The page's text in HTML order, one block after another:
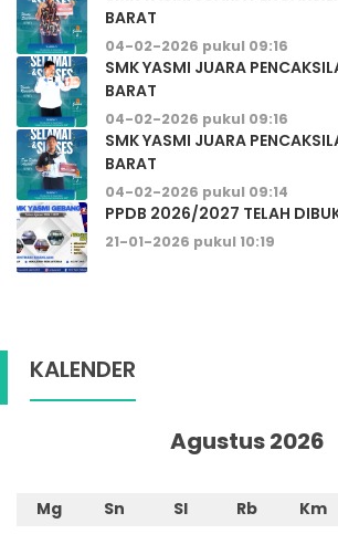
BARAT
04-02-2026 pukul 09:16
SMK YASMI JUARA
BARAT
04-02-2026 pukul 09:16
SMK YASMI JUARA
BARAT
04-02-2026 pukul 09:14
PPDB 2026/2027 TELAH
21-01-2026 pukul 10:19
KALENDER
Agustus 2026
Mg Sn Sl Rb Km